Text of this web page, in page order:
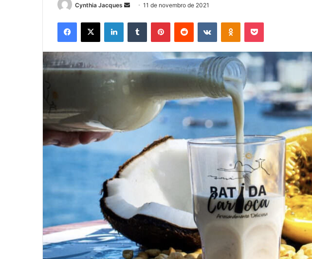
Cynthia Jacques
Mande11 de novembro de 2021
Facebook
X LinkedinTumblr PinterestReddit VK OK Pocket